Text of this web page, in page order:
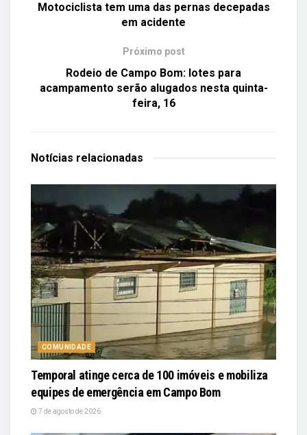
Motociclista tem uma das pernas decepadas
em acidente
Próximo post
Rodeio de Campo Bom: lotes para
acampamento serão alugados nesta quinta-
feira, 16
Notícias relacionadas
COMUNIDADE
Temporal atinge cerca de 100 imóveis e mobiliza
equipes de emergência em Campo Bom
7 de agosto de 2026